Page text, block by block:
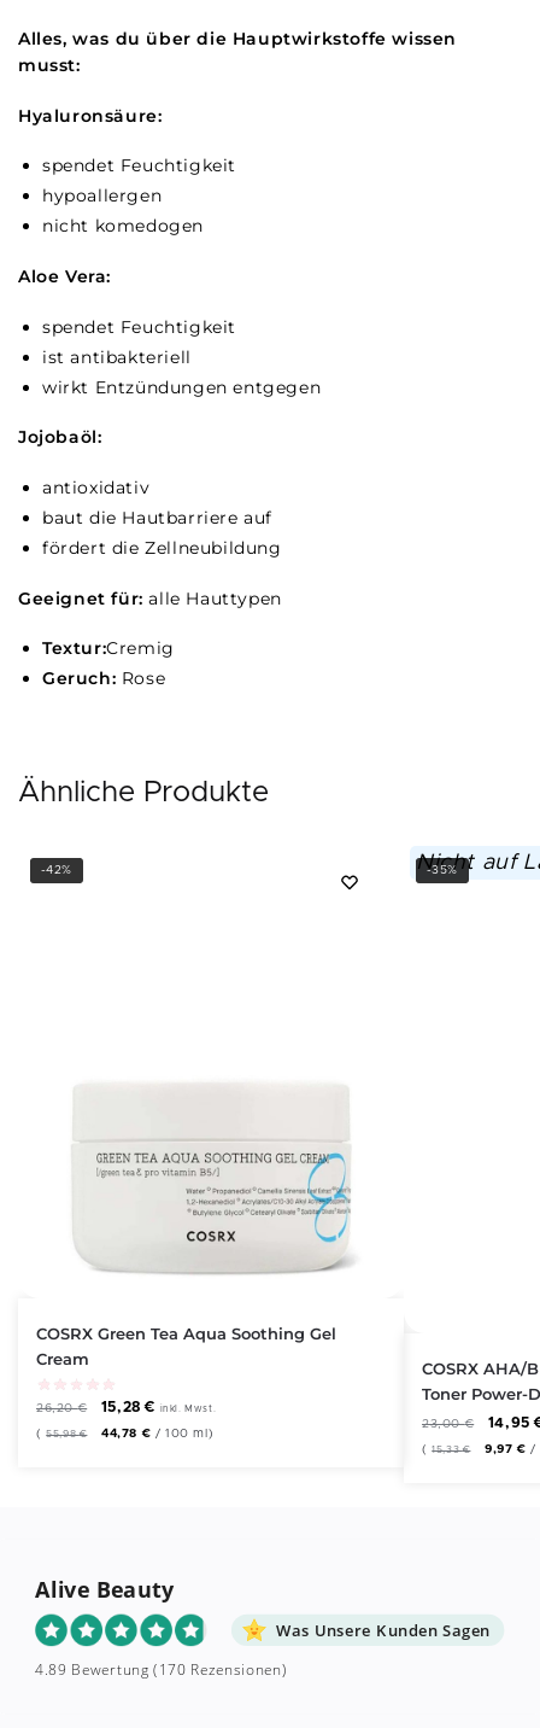
Alles, was du über die Hauptwirkstoffe wissen
musst:
Hyaluronsäure:
spendet Feuchtigkeit
hypoallergen
nicht komedogen
Aloe Vera:
spendet Feuchtigkeit
ist antibakteriell
wirkt Entzündungen entgegen
Jojobaöl:
antioxidativ
baut die Hautbarriere auf
fördert die Zellneubildung
Geeignet für:alle Hauttypen
Textur:Cremig
Geruch: Rose
Ähnliche Produkte
-42%
COSRX Green Tea Aqua Soothing Gel
Cream
26,20€ 15,28€ inkl. Mwst.
(55,98€ 44,78€ /100 ml )
-35%
Nicht auf
COSRX AHA/
Toner Power-
23,00€ 14,95
(15,33€ 9,97€ /
Alive Beauty
Was Unsere Kunden Sagen
4.89 Bewertung (170 Rezensionen)